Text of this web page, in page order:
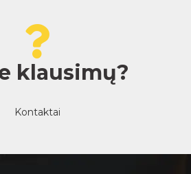
klausimų?
Kontaktai